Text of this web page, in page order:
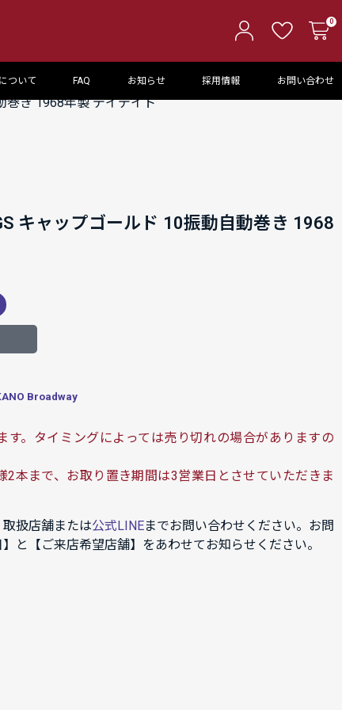
0
ついて FAQ お知らせ 採用情報 お問い合わせ
巻き 1968年製 デイデイト
キャップゴールド 10振動自動巻き 1968
Broadway
す。タイミングによっては売り切れの場合がありますの
2本まで、お取り置き期間は3営業日とさせていただきま
扱店舗または公式LINEまでお問い合わせください。お問
と【ご来店希望店舗】をあわせてお知らせください。